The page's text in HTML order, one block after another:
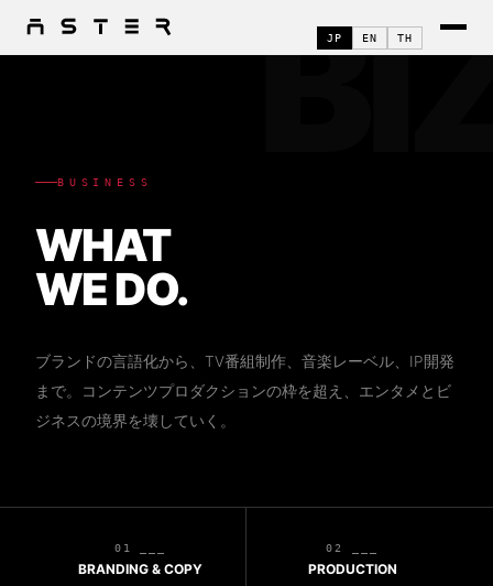
JP EN TH
BUSINESS
WHAT
WE DO.
ブランドの言語化から、TV番組制作、音楽レーベル、IP開発
まで。コンテンツプロダクションの枠を超え、エンタメとビ
ジネスの境界を壊していく。
01 ___
BRANDING & COPY
02 ___
PRODUCTION